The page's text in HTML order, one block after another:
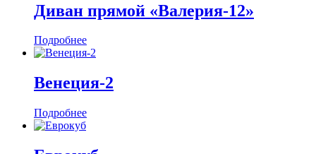
Диван прямой «Валерия-12»
Подробнее
Венеция-2
Подробнее